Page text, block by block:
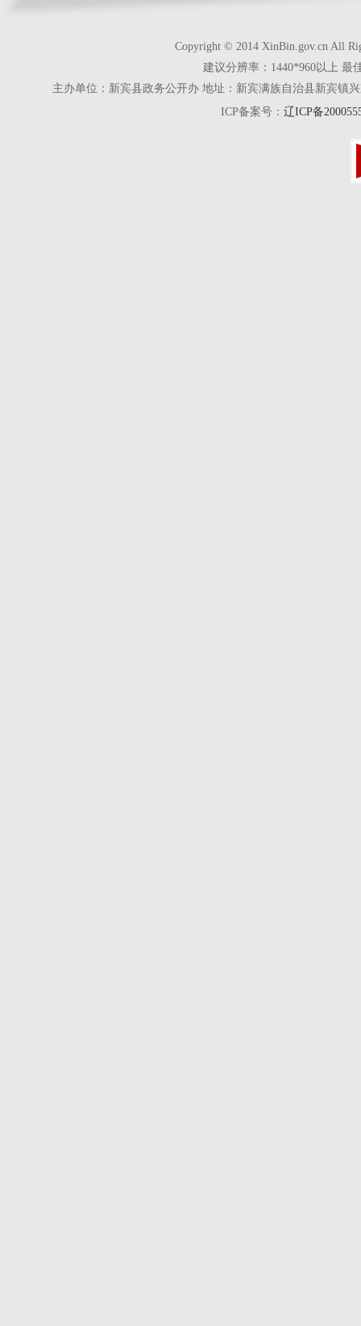
Copyright © 2014 XinBin.gov.cn All
建议分辨率：1440*960以上 最
主办单位：新宾县政务公开办 地址：新宾满族自治县新宾镇
ICP备案号： 辽ICP备